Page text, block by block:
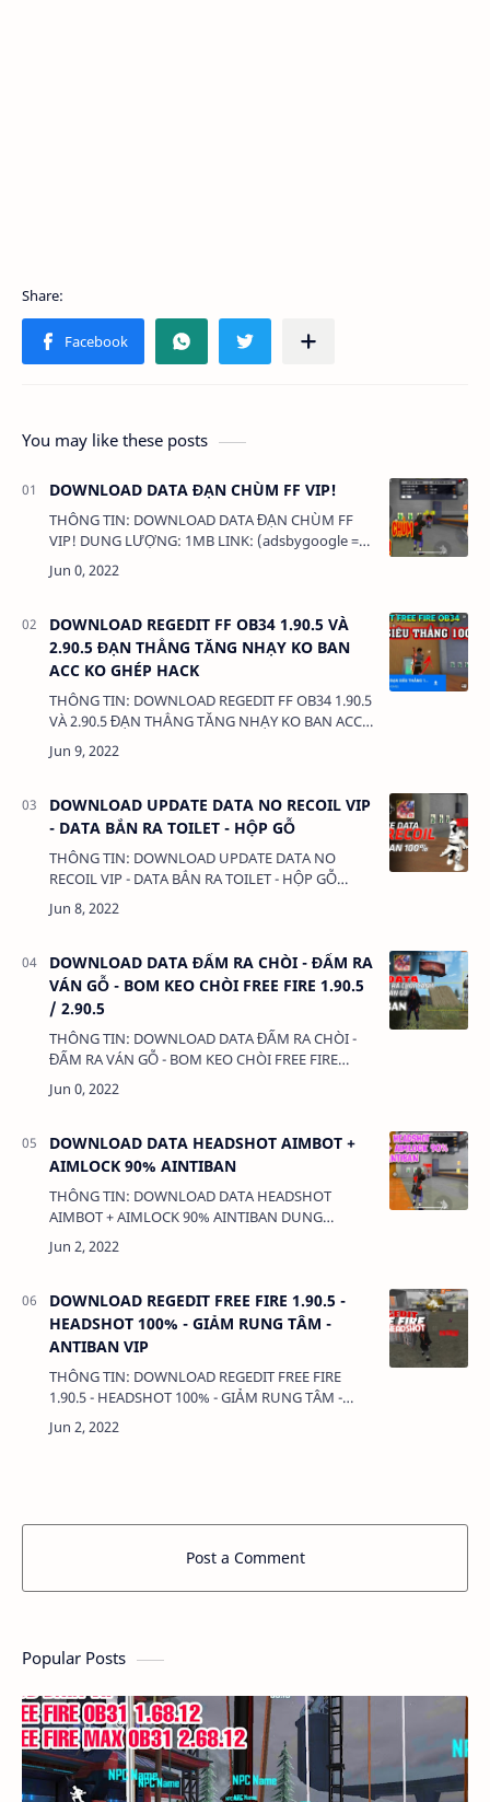
You may like these posts
DOWNLOAD DATA ĐẠN CHÙM FF VIP!
THÔNG TIN: DOWNLOAD DATA ĐẠN CHÙM FF
VIP! DUNG LƯỢNG: 1MB LINK: (adsbygoogle =
window.adsbygoogle || []).push({}); DATA ĐẠN
CHÙM FF VIP!:TẠI ĐÂY-------------------…
DOWNLOAD REGEDIT FF OB34 1.90.5 VÀ
2.90.5 ĐẠN THẲNG TĂNG NHẠY KO BAN
ACC KO GHÉP HACK
THÔNG TIN: DOWNLOAD REGEDIT FF OB34 1.90.5
VÀ 2.90.5 ĐẠN THẲNG TĂNG NHẠY KO BAN ACC
KO GHÉP HACK DUNG LƯỢNG: 1 MB LINK:
(adsbygoogle = window.adsbygoogle …
DOWNLOAD UPDATE DATA NO RECOIL VIP
- DATA BẮN RA TOILET - HỘP GỖ
THÔNG TIN: DOWNLOAD UPDATE DATA NO
RECOIL VIP - DATA BẮN RA TOILET - HỘP GỖ
DUNG LƯỢNG: 1 MB LINK: (adsbygoogle =
DOWNLOAD DATA ĐẤM RA CHÒI - ĐẤM RA
VÁN GỖ - BOM KEO CHÒI FREE FIRE 1.90.5
/ 2.90.5
THÔNG TIN: DOWNLOAD DATA ĐẤM RA CHÒI -
ĐẤM RA VÁN GỖ - BOM KEO CHÒI FREE FIRE
1.90.5 / 2.90.5 DUNG LƯỢNG: 1 MB LINK:
(adsbygoogle = window.adsbygoogle || …
DOWNLOAD DATA HEADSHOT AIMBOT +
AIMLOCK 90% AINTIBAN
THÔNG TIN: DOWNLOAD DATA HEADSHOT
AIMBOT + AIMLOCK 90% AINTIBAN DUNG
LƯỢNG: 1MB LINK: (adsbygoogle =
window.adsbygoogle || []).push({}); DATA
DOWNLOAD REGEDIT FREE FIRE 1.90.5 -
HEADSHOT 100% - GIẢM RUNG TÂM -
ANTIBAN VIP
THÔNG TIN: DOWNLOAD REGEDIT FREE FIRE
1.90.5 - HEADSHOT 100% - GIẢM RUNG TÂM -
ANTIBAN VIP DUNG LƯỢNG: 1 MB LINK:
(adsbygoogle = window.adsbygoogle || [])…
Post a Comment
Popular Posts